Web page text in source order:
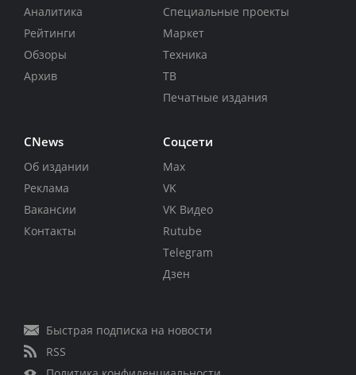
Аналитика
Рейтинги
Обзоры
Архив
Специальные проекты
Маркет
Техника
ТВ
Печатные издания
CNews
Об издании
Реклама
Вакансии
Контакты
Соцсети
Max
VK
VK Видео
Rutube
Telegram
Дзен
Быстрая подписка на новости
RSS